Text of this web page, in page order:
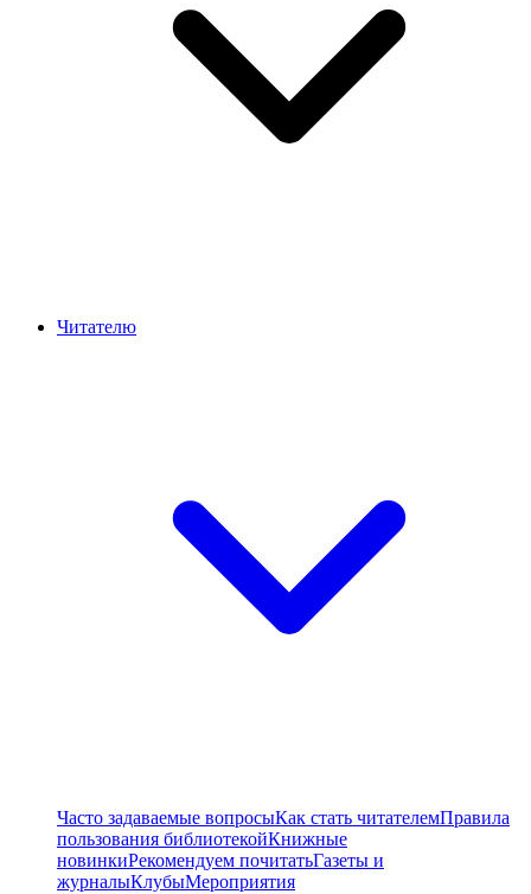
Читателю
Часто задаваемые вопросыКак стать читателемПравила
пользования библиотекойКнижные
новинкиРекомендуем почитатьГазеты и
журналыКлубыМероприятия